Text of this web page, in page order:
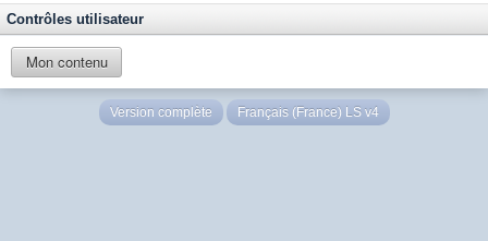
Contrôles utilisateur
Mon contenu
Version complète Français (France) LS v4